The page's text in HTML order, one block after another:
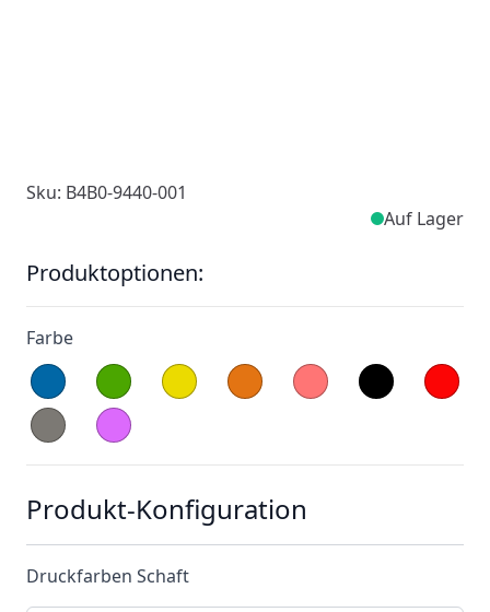
Sku: B4B0-9440-001
Auf Lager
Produktoptionen:
Farbe
Produkt-Konfiguration
Druckfarben Schaft